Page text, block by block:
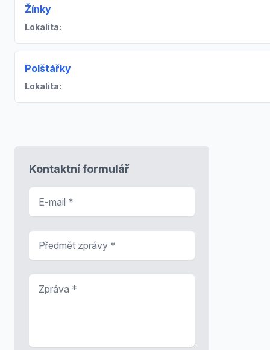
Žínky
Lokalita:
Polštářky
Lokalita:
Kontaktní formulář